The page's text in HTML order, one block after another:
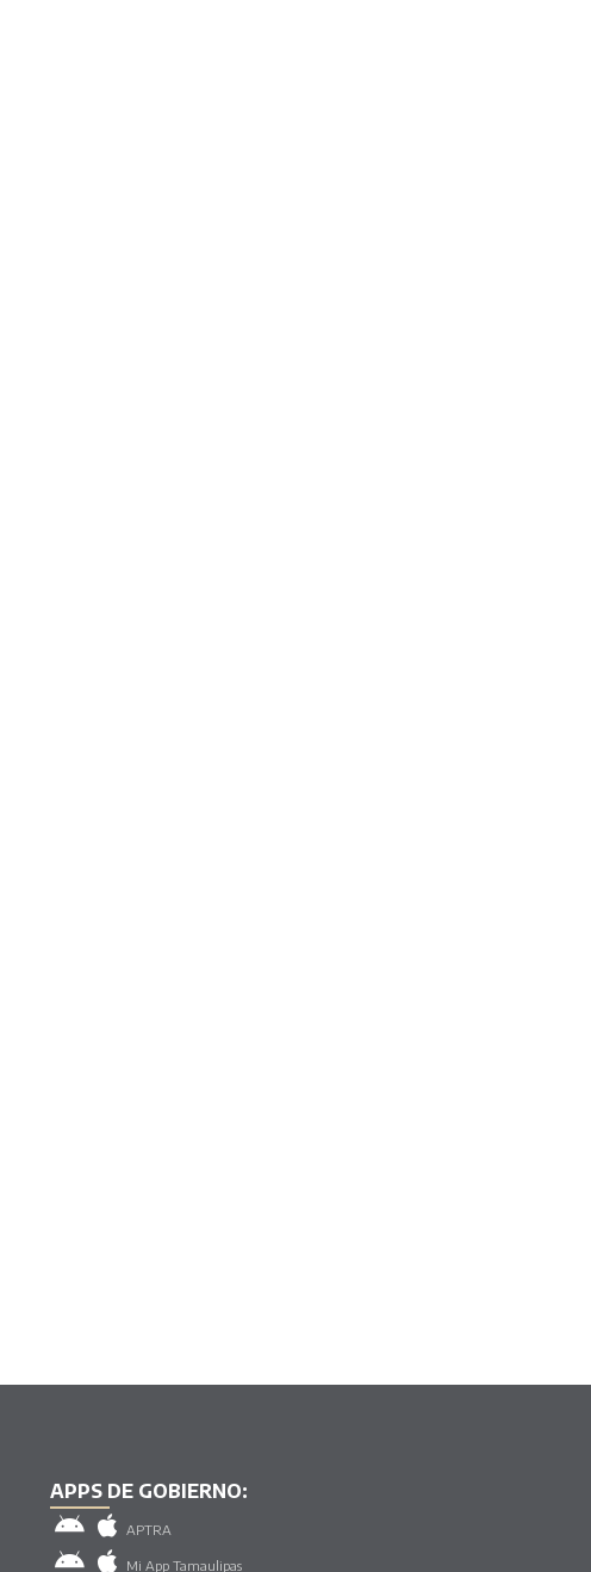
APPS DE GOBIERNO:
APTRA
Mi App Tamaulipas